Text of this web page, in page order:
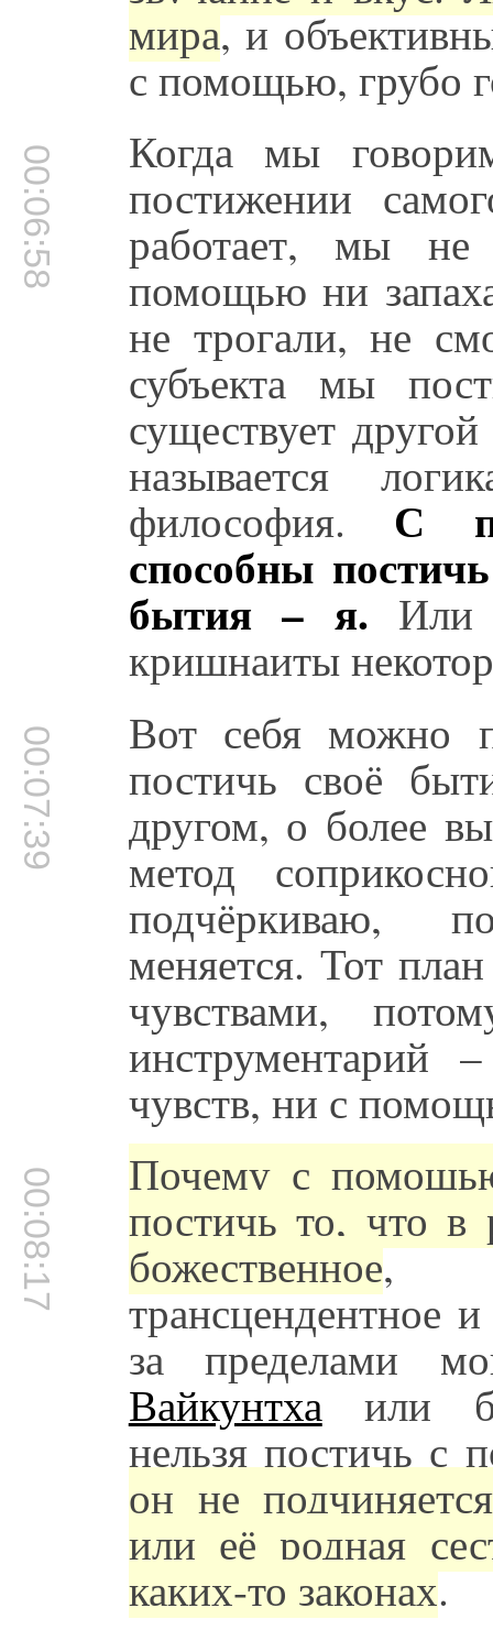
мира, и
с помощью, грубо
00:06:58 Когда мы
постижении
работает, мы
помощью ни
не трогали, не
субъекта мы
существует
называется
философия. С
способны
бытия – я. Или
кришнаиты
00:07:39 Вот себя можно
постичь своё
другом, о более
метод
подчёркиваю,
меняется. Тот
чувствами,
инструментарий
чувств, ни с
00:08:17 Почему с
постичь то, что в
божественное,
трансцендентное
за пределами
Вайкунтхаили
нельзя постичь
он не
или её родная
каких-то законах.